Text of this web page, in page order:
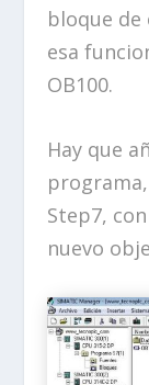
bloque
esa
OB100.
Hay que
Step7,
nuevo